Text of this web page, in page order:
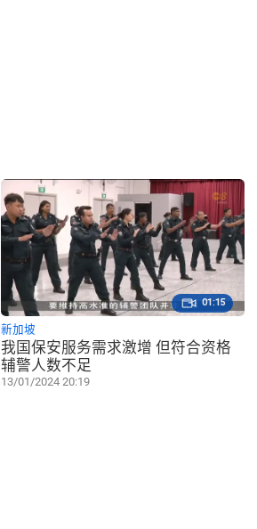
我国保安服务需求激增 但符合资格
辅警人数不足
新加坡
13/01/2024 20:19
01:15